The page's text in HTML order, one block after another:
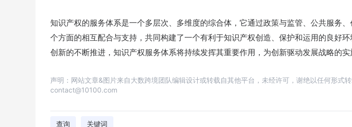
知识产权的服务体系是一个多层次、多维度的综合体，它通过政策与监管、公共服务
个方面的相互配合与支持，共同构建了一个有利于知识产权创造、保护和运用的良好
创新的不断推进，知识产权服务体系将持续发挥其重要作用，为创新驱动发展战略的实
声明：网站文章&图片来自大数跨境团队编辑设计或转载自其他平台，未经许可，谢绝以任何形式
contact@10100.com
查询 关键词